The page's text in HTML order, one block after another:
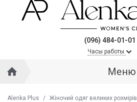
(096) 484-01-01
Часы работы
Меню
Alenka Plus / Жіночий одяг великих розмірів